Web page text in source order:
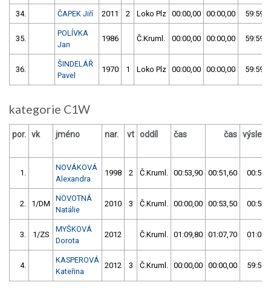
34. ČAPEK Jiří 2011 2 Loko Plz 00:00,00 00:00,00
35.
POLÍVKA
Jan
1986 Č.Kruml. 00:00,00 00:00,00
36.
ŠINDELÁŘ
Pavel
1970 1 Loko Plz 00:00,00 00:00,00
kategorie C1W
por. vk jméno nar. vt oddíl čas čas
1.
NOVÁKOVÁ
Alexandra
1998 2 Č.Kruml. 00:53,90 00:51,60
2. 1/DM
NOVOTNÁ
Natálie
2010 3 Č.Kruml. 00:00,00 00:53,50
3. 1/ZS
MYŠKOVÁ
Dorota
2012 Č.Kruml. 01:09,80 01:07,70
4.
KASPEROVÁ
Kateřina
2012 3 Č.Kruml. 00:00,00 00:00,00